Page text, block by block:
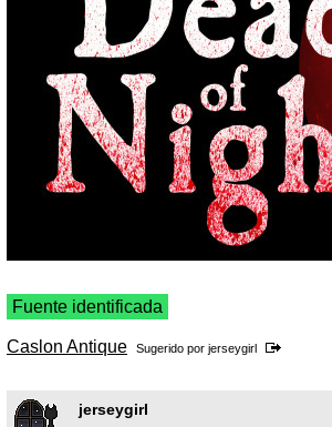
Fuente identificada
Caslon Antique Sugerido por jerseygirl
jerseygirl